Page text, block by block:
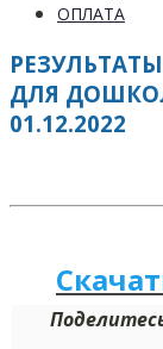
ОПЛАТА
ДЛЯ
01.12.2022